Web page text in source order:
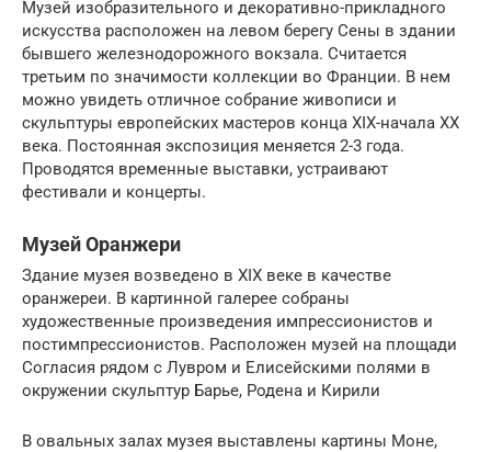
Музей изобразительного и декоративно-прикладного
искусства расположен на левом берегу Сены в здании
бывшего железнодорожного вокзала. Считается
третьим по значимости коллекции во Франции. В нем
можно увидеть отличное собрание живописи и
скульптуры европейских мастеров конца XIX-начала XX
века. Постоянная экспозиция меняется 2-3 года.
Проводятся временные выставки, устраивают
фестивали и концерты.
Музей Оранжери
Здание музея возведено в XIX веке в качестве
оранжереи. В картинной галерее собраны
художественные произведения импрессионистов и
постимпрессионистов. Расположен музей на площади
Согласия рядом с Лувром и Елисейскими полями в
окружении скульптур Барье, Родена и Кирили
В овальных залах музея выставлены картины Моне,